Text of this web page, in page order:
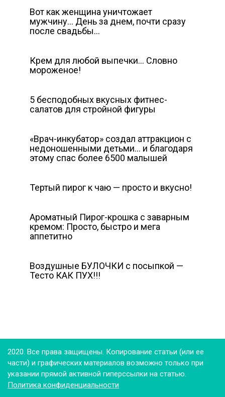
Вот как женщина уничтожает
мужчину… День за днем, почти сразу
после свадьбы…
Крем для любой выпечки… Словно
мороженое!
5 бесподобных вкусных фитнес-
салатов для стройной фигуры
«Врач-инкубатор» создал аттракцион с
недоношенными детьми… и благодаря
этому спас более 6500 малышей
Тертый пирог к чаю — просто и вкусно!
Ароматный Пирог-крошка с заварным
кремом: Просто, быстро и мега
аппетитно
Воздушные БУЛОЧКИ с посыпкой —
Тесто КАК ПУХ!!!
2020. Все права защищены. Копирование статьи (или ее
части) и графических материалов возможно только при
указании прямой активной гиперссылки на статью.
Политика конфиденциальности